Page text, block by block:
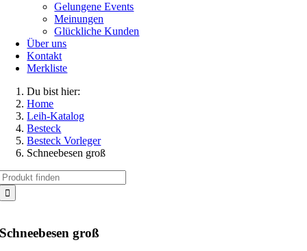
Gelungene Events
Meinungen
Glückliche Kunden
Über uns
Kontakt
Merkliste
Du bist hier:
Home
Leih-Katalog
Besteck
Besteck Vorleger
Schneebesen groß
Schneebesen groß